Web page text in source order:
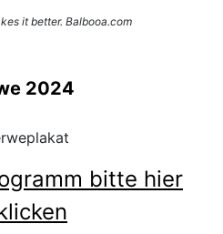
it better. Balbooa.com
2024
bitte hier